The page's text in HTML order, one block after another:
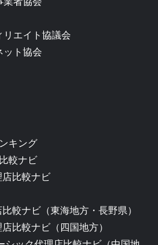
エイト協議会
ット協会
キング
較ナビ
店比較ナビ
比較ナビ （東海地方・長野県）
店比較ナビ （四国地方）